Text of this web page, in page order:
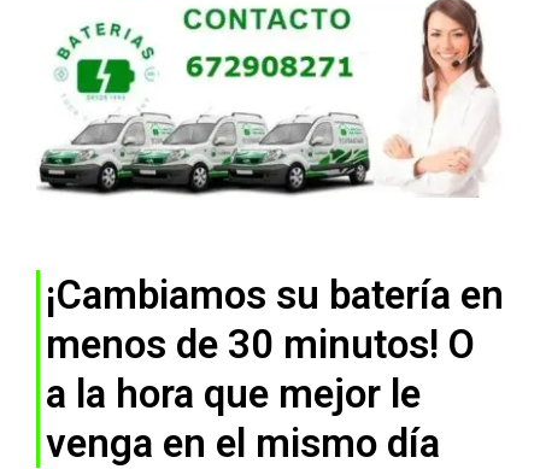
¡Cambiamos su batería en
menos de 30 minutos! O
a la hora que mejor le
venga en el mismo día